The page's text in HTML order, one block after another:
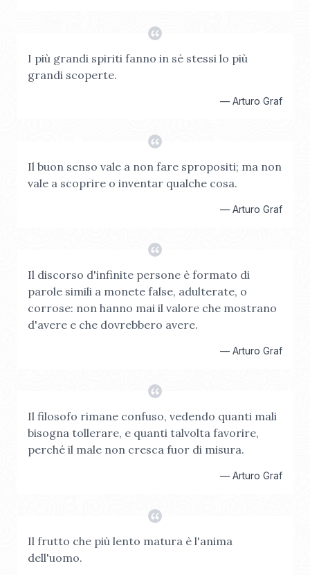
I più grandi spiriti fanno in sé stessi lo più
grandi scoperte.
— Arturo Graf
Il buon senso vale a non fare spropositi; ma non
vale a scoprire o inventar qualche cosa.
— Arturo Graf
Il discorso d'infinite persone è formato di
parole simili a monete false, adulterate, o
corrose: non hanno mai il valore che mostrano
d'avere e che dovrebbero avere.
— Arturo Graf
Il filosofo rimane confuso, vedendo quanti mali
bisogna tollerare, e quanti talvolta favorire,
perché il male non cresca fuor di misura.
— Arturo Graf
Il frutto che più lento matura è l'anima
dell'uomo.